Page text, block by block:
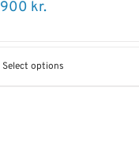
kr.
Select options